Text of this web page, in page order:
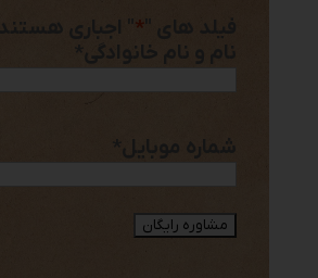
*" اجباری هستند
نام و نام خانوادگی *
شماره موبایل